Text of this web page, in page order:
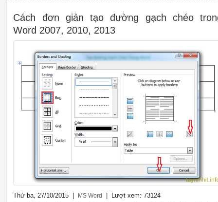
Cách đơn giản tạo đường gạch chéo
Word 2007, 2010, 2013
Thứ ba, 27/10/2015 | MS Word | Lượt xem: 73124